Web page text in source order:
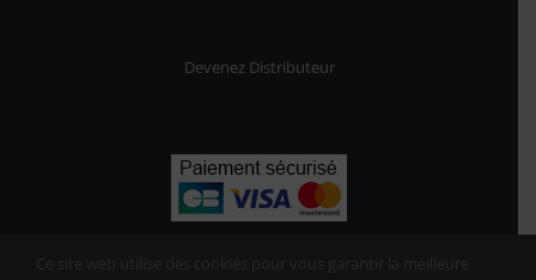
Devenez Distributeur
Ce site web utilise des cookies pour vous garantir la meilleure